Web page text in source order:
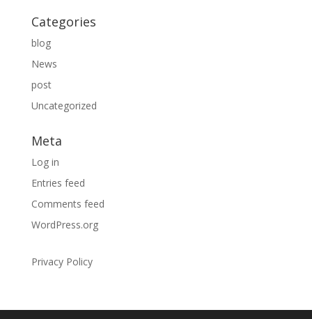
Categories
blog
News
post
Uncategorized
Meta
Log in
Entries feed
Comments feed
WordPress.org
Privacy Policy